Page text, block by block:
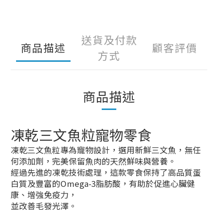
商品描述
送貨及付款
方式
顧客評價
商品描述
凍乾三文魚粒寵物零食
凍乾三文魚粒專為寵物設計，選用新鮮三文魚，無任
何添加劑，完美保留魚肉的天然鮮味與營養。
經過先進的凍乾技術處理，這款零食保持了高品質蛋
白質及豐富的Omega-3脂肪酸，有助於促進心臟健
康、增強免疫力，
並改善毛發光澤。